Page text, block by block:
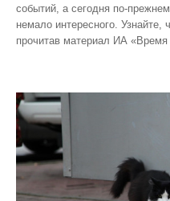
событий, а сегодня
немало интересного.
прочитав материал ИА